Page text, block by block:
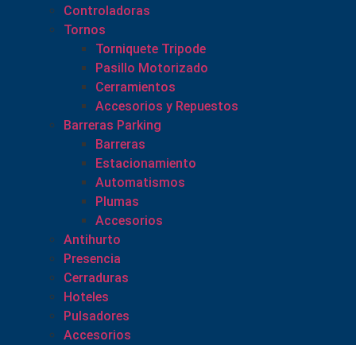
Controladoras
Tornos
Torniquete Tripode
Pasillo Motorizado
Cerramientos
Accesorios y Repuestos
Barreras Parking
Barreras
Estacionamiento
Automatismos
Plumas
Accesorios
Antihurto
Presencia
Cerraduras
Hoteles
Pulsadores
Accesorios